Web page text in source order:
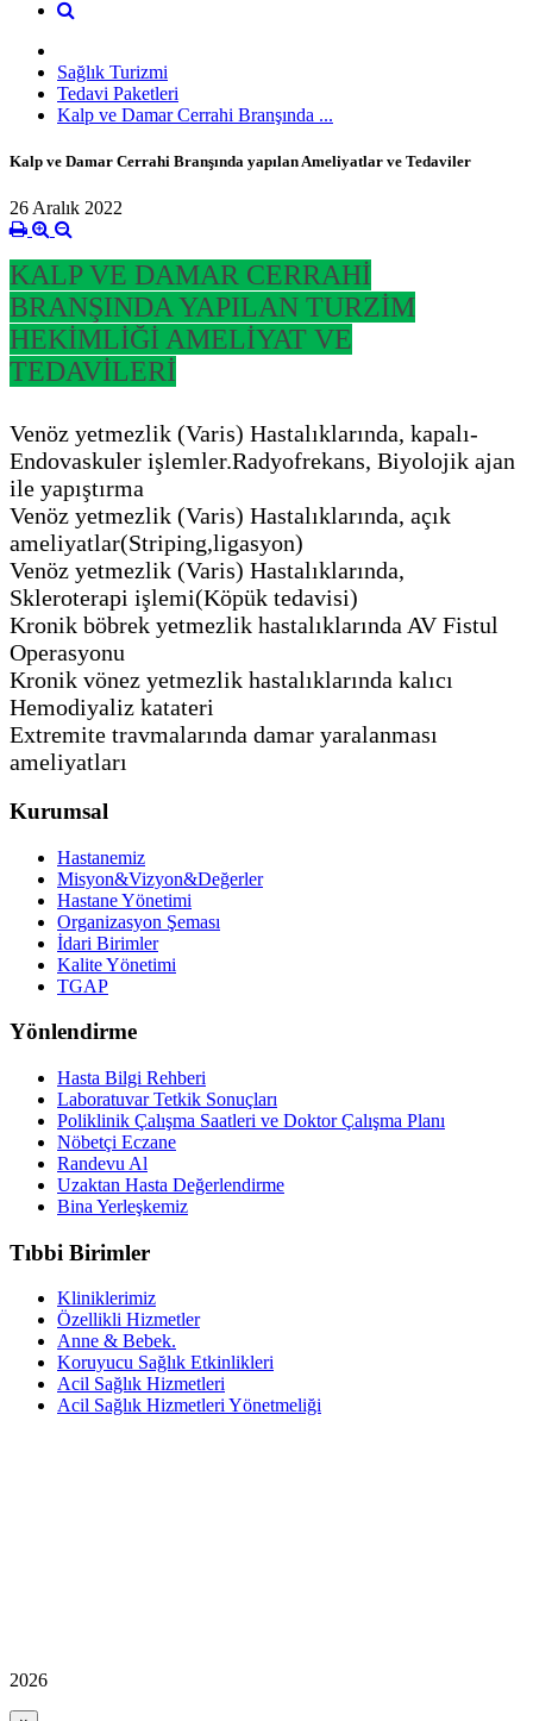
Sağlık Turizmi
Tedavi Paketleri
Kalp ve Damar Cerrahi Branşında ...
Kalp ve Damar Cerrahi Branşında yapılan Ameliyatlar ve Tedaviler
26 Aralık 2022
KALP VE DAMAR CERRAHİ
BRANŞINDA YAPILAN TURZİM
HEKİMLİĞİ AMELİYAT VE
TEDAVİLERİ
Venöz yetmezlik (Varis) Hastalıklarında, kapalı-
Endovaskuler işlemler.Radyofrekans, Biyolojik ajan
ile yapıştırma
Venöz yetmezlik (Varis) Hastalıklarında, açık
ameliyatlar(Striping,ligasyon)
Venöz yetmezlik (Varis) Hastalıklarında,
Skleroterapi işlemi(Köpük tedavisi)
Kronik böbrek yetmezlik hastalıklarında AV Fistul
Operasyonu
Kronik vönez yetmezlik hastalıklarında kalıcı
Hemodiyaliz katateri
Extremite travmalarında damar yaralanması
ameliyatları
Kurumsal
Hastanemiz
Misyon&Vizyon&Değerler
Hastane Yönetimi
Organizasyon Şeması
İdari Birimler
Kalite Yönetimi
TGAP
Yönlendirme
Hasta Bilgi Rehberi
Laboratuvar Tetkik Sonuçları
Poliklinik Çalışma Saatleri ve Doktor Çalışma Planı
Nöbetçi Eczane
Randevu Al
Uzaktan Hasta Değerlendirme
Bina Yerleşkemiz
Tıbbi Birimler
Kliniklerimiz
Özellikli Hizmetler
Anne & Bebek.
Koruyucu Sağlık Etkinlikleri
Acil Sağlık Hizmetleri
Acil Sağlık Hizmetleri Yönetmeliği
2026